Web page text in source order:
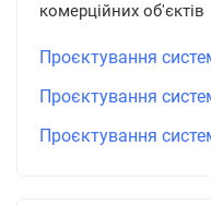
комерційних об'єктів
Проєктування
Проєктування
Проєктування